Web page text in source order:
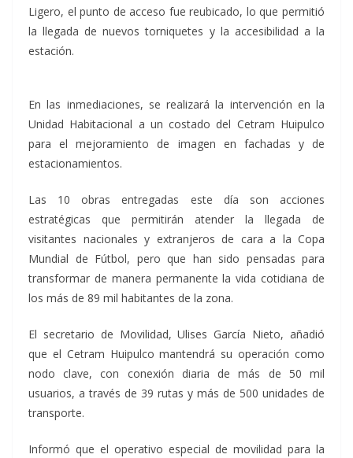
Ligero, el punto de acceso fue reubicado, lo que permitió
la llegada de nuevos torniquetes y la accesibilidad a la
estación.
En las inmediaciones, se realizará la intervención en la
Unidad Habitacional a un costado del Cetram Huipulco
para el mejoramiento de imagen en fachadas y de
estacionamientos.
Las 10 obras entregadas este día son acciones
estratégicas que permitirán atender la llegada de
visitantes nacionales y extranjeros de cara a la Copa
Mundial de Fútbol, pero que han sido pensadas para
transformar de manera permanente la vida cotidiana de
los más de 89 mil habitantes de la zona.
El secretario de Movilidad, Ulises García Nieto, añadió
que el Cetram Huipulco mantendrá su operación como
nodo clave, con conexión diaria de más de 50 mil
usuarios, a través de 39 rutas y más de 500 unidades de
transporte.
Informó que el operativo especial de movilidad para la